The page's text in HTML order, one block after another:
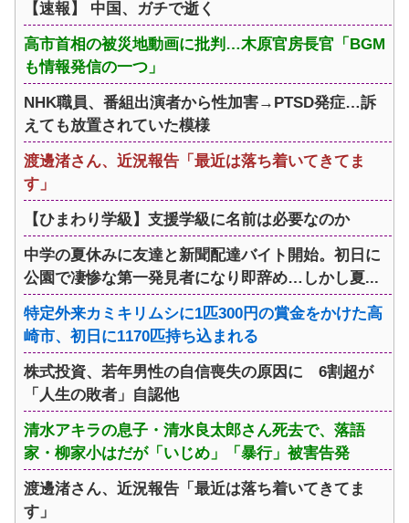
【速報】 中国、ガチで逝く
高市首相の被災地動画に批判…木原官房長官「BGM
も情報発信の一つ」
NHK職員、番組出演者から性加害→PTSD発症…訴
えても放置されていた模様
渡邊渚さん、近況報告「最近は落ち着いてきてま
す」
【ひまわり学級】支援学級に名前は必要なのか
中学の夏休みに友達と新聞配達バイト開始。初日に
公園で凄惨な第一発見者になり即辞め…しかし夏...
特定外来カミキリムシに1匹300円の賞金をかけた高
崎市、初日に1170匹持ち込まれる
株式投資、若年男性の自信喪失の原因に 6割超が
「人生の敗者」自認他
清水アキラの息子・清水良太郎さん死去で、落語
家・柳家小はだが「いじめ」「暴行」被害告発
渡邊渚さん、近況報告「最近は落ち着いてきてま
す」